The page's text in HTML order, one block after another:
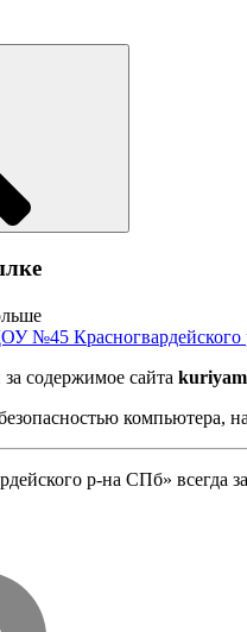
№45
содержимое сайта
компьютера,
р-на СПб» всегда